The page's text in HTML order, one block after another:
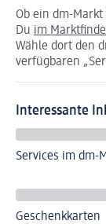
Ob ein dm-
Du im
Wähle dort den
verfügbaren
Interessante
Services im dm-
Geschenkkarten